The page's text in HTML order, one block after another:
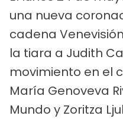
una nueva
cadena
la tiara a Judith
movimiento en el
María Genoveva
Mundo y Zoritza